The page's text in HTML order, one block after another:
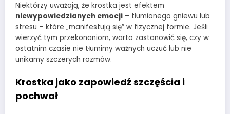
Niektórzy uważają, że krostka jest efektem
niewypowiedzianych emocji – tłumionego gniewu lub
stresu – które „manifestują się” w fizycznej formie. Jeśli
wierzyć tym przekonaniom, warto zastanowić się, czy w
ostatnim czasie nie tłumimy ważnych uczuć lub nie
unikamy szczerych rozmów.
Krostka jako zapowiedź szczęścia i
pochwał